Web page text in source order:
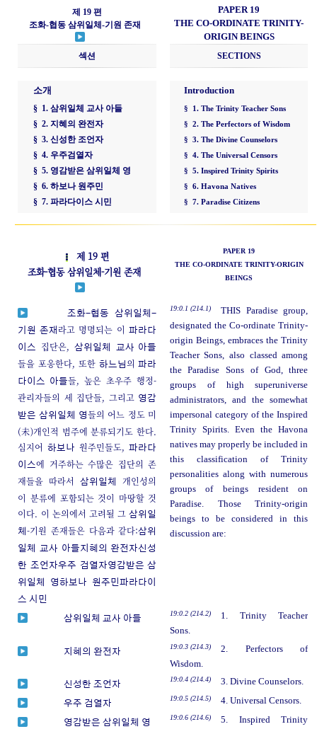
제 19 편
조화-협동 삼위일체-기원 존재
섹션
소개
§ 1. 삼위일체 교사 아들
§ 2. 지혜의 완전자
§ 3. 신성한 조언자
§ 4. 우주검열자
§ 5. 영감받은 삼위일체 영
§ 6. 하보나 원주민
§ 7. 파라다이스 시민
PAPER 19
THE CO-ORDINATE TRINITY-
ORIGIN BEINGS
SECTIONS
Introduction
§ 1. The Trinity Teacher Sons
§ 2. The Perfectors of Wisdom
§ 3. The Divine Counselors
§ 4. The Universal Censors
§ 5. Inspired Trinity Spirits
§ 6. Havona Natives
§ 7. Paradise Citizens
제 19 편
조화-협동 삼위일체-기원 존재
PAPER 19
THE CO-ORDINATE TRINITY-ORIGIN
BEINGS
조화-협동 삼위일체-
기원 존재 라고 명명되는 이파라다
이스
집단은, 삼위일체 교사 아들
들을 포옹한다, 또한 하느님 의파라
다이스 아들들, 높은 초우주 행정-
관리자들의 세 집단들, 그리고 영감
받은 삼위일체 영들의 어느 정도 미
(未)개인적 범주에 분류되기도 한다.
심지어하보나 원주민들도,파라다
이스에 거주하는 수많은 집단의 존
재들을 따라서삼위일체
개인성의
이 분류에 포함되는 것이 마땅할 것
이다. 이 논의에서 고려될 그삼위일
체-기원 존재들은 다음과 같다:삼위
일체 교사 아들지혜의 완전자신성
한 조언자우주 검열자영감받은 삼
위일체 영하보나 원주민파라다이
스 시민
19:0.1 (214.1)
THIS Paradise group,
designated the Co-ordinate Trinity-
origin Beings, embraces the Trinity
Teacher Sons, also classed among
the Paradise Sons of God, three
groups of high superuniverse
administrators, and the somewhat
impersonal category of the Inspired
Trinity Spirits. Even the Havona
natives may properly be included in
this classification of Trinity
personalities along with numerous
groups of beings resident on
Paradise. Those Trinity-origin
beings to be considered in this
discussion are:
삼위일체 교사 아들
19:0.2 (214.2)
1. Trinity Teacher
Sons.
지혜의 완전자
19:0.3 (214.3)
2. Perfectors of
Wisdom.
신성한 조언자
19:0.4 (214.4) 3. Divine Counselors.
우주 검열자
19:0.5 (214.5) 4. Universal Censors.
영감받은 삼위일체 영
19:0.6 (214.6)
5. Inspired Trinity